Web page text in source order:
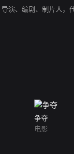
演、编剧、制片人，
争夺
电影